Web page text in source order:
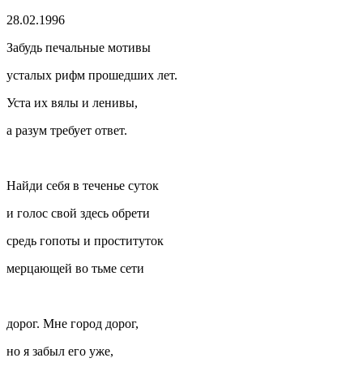
28.02.1996
Забудь печальные мотивы
усталых рифм прошедших лет.
Уста их вялы и ленивы,
а разум требует ответ.
Найди себя в теченье суток
и голос свой здесь обрети
средь гопоты и проституток
мерцающей во тьме сети
дорог. Мне город дорог,
но я забыл его уже,